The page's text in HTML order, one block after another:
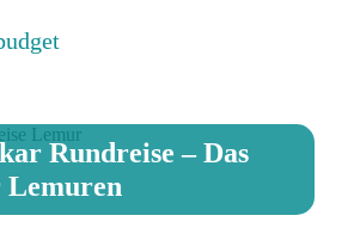
Rundreise – Das
Lemuren